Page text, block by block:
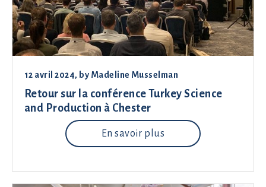
12 avril 2024, by Madeline Musselman
Retour sur la conférence Turkey Science
and Production à Chester
En savoir plus